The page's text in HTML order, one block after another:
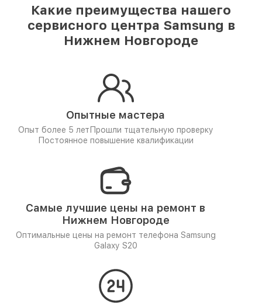
Какие преимущества нашего
сервисного центра Samsung в
Нижнем Новгороде
Опытные мастера
Опыт более 5 лет Прошли тщательную проверку
Постоянное повышение квалификации
Самые лучшие цены на ремонт в
Нижнем Новгороде
Оптимальные цены на ремонт телефона Samsung
Galaxy S20